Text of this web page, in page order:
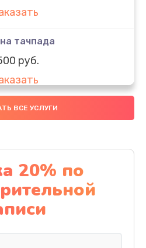
тачпада
руб.
моста
от пыли
руб.
ВСЕ УСЛУГИ
20% по